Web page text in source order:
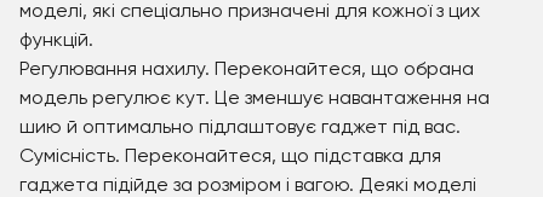
моделі, які спеціально призначені для кожної з цих
функцій.
Регулювання нахилу. Переконайтеся, що обрана
модель регулює кут. Це зменшує навантаження на
шию й оптимально підлаштовує гаджет під вас.
Сумісність. Переконайтеся, що підставка для
гаджета підійде за розміром і вагою. Деякі моделі